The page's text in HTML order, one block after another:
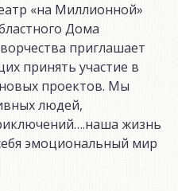
«на Миллионной»
Дома
приглашает
принять участие в
проектов. Мы
людей,
жизнь
эмоциональный мир